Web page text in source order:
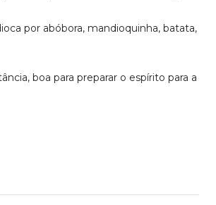
por abóbora, mandioquinha, batata,
boa para preparar o espírito para a